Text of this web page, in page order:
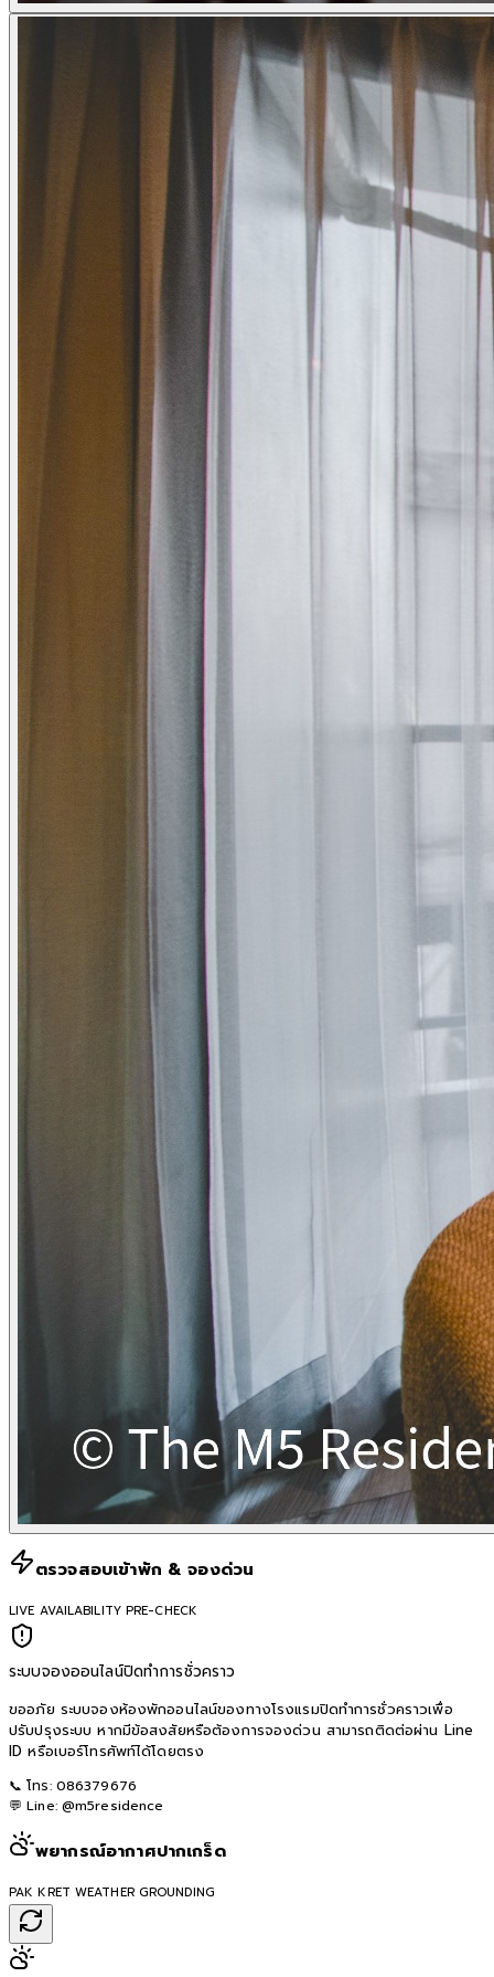
ตรวจสอบเข้าพัก & จองด่วน
LIVE AVAILABILITY PRE-CHECK
ระบบจองออนไลน์ปิดทำการชั่วคราว
ขออภัย ระบบจองห้องพักออนไลน์ของทางโรงแรมปิดทำการชั่วคราวเพื่อ
ปรับปรุงระบบ หากมีข้อสงสัยหรือต้องการจองด่วน สามารถติดต่อผ่าน Line
ID หรือเบอร์โทรศัพท์ได้โดยตรง
📞 โทร: 086379676
💬 Line: @m5residence
พยากรณ์อากาศปากเกร็ด
PAK KRET WEATHER GROUNDING